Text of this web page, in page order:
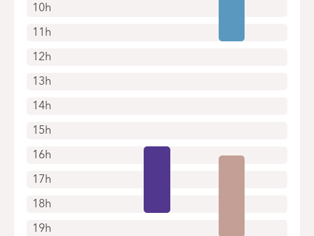
10h
11h
12h
13h
14h
15h
16h
17h
18h
19h